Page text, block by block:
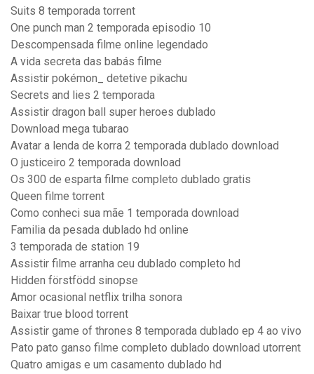
Suits 8 temporada torrent
One punch man 2 temporada episodio 10
Descompensada filme online legendado
A vida secreta das babás filme
Assistir pokémon_ detetive pikachu
Secrets and lies 2 temporada
Assistir dragon ball super heroes dublado
Download mega tubarao
Avatar a lenda de korra 2 temporada dublado download
O justiceiro 2 temporada download
Os 300 de esparta filme completo dublado gratis
Queen filme torrent
Como conheci sua mãe 1 temporada download
Familia da pesada dublado hd online
3 temporada de station 19
Assistir filme arranha ceu dublado completo hd
Hidden förstfödd sinopse
Amor ocasional netflix trilha sonora
Baixar true blood torrent
Assistir game of thrones 8 temporada dublado ep 4 ao vivo
Pato pato ganso filme completo dublado download utorrent
Quatro amigas e um casamento dublado hd